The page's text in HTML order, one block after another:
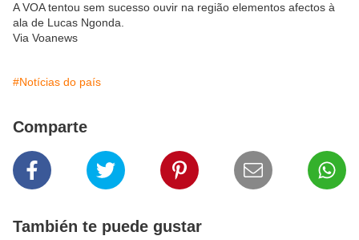
A VOA tentou sem sucesso ouvir na região elementos afectos à
ala de Lucas Ngonda.
Via Voanews
#Notícias do país
Comparte
También te puede gustar